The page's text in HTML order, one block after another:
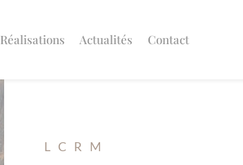
Réalisations Actualités Contact
L C R M